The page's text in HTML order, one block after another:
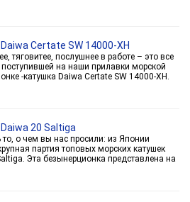
Certate SW 14000-XH
тяговитее, послушнее в работе – это все
на наши прилавки морской
-катушка Daiwa Certate SW 14000-XH.
20 Saltiga
то, о чем вы нас просили: из Японии
партия топовых морских катушек
Эта безынерционка представлена на